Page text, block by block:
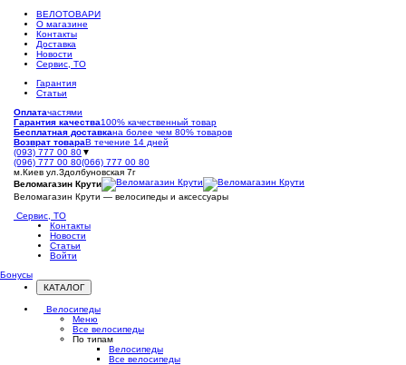
ВЕЛОТОВАРИ
О магазине
Контакты
Доставка
Новости
Сервис, ТО
Гарантия
Статьи
Оплатачастями
Гарантия качества100% качественный товар
Бесплатная доставкана более чем 80% товаров
Возврат товараВ течение 14 дней
(093) 777 00 80▼
(096) 777 00 80(066) 777 00 80
м.Киев ул.Здолбуновская 7г
Веломагазин Крути
Веломагазин Крути — велосипеды и аксессуары
Сервис, ТО
Контакты
Новости
Статьи
Войти
Бонусы
КАТАЛОГ
Открыть
меню
Велосипеды
Меню
Все велосипеды
По типам
Велосипеды
Все велосипеды